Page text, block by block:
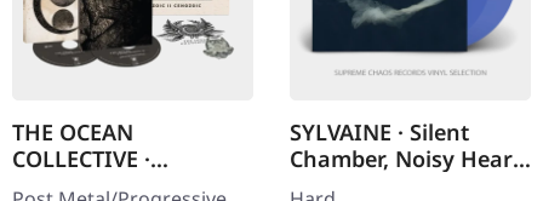
THE OCEAN
COLLECTIVE ·
Phanerozoic II:
SYLVAINE · Silent
Chamber, Noisy Heart
| TRANSLUCENT BLUE